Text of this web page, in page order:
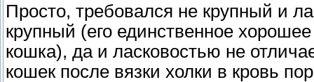
Просто, требовался не крупный и
крупный (его единственное
кошка), да и ласковостью не
кошек после вязки холки в кровь